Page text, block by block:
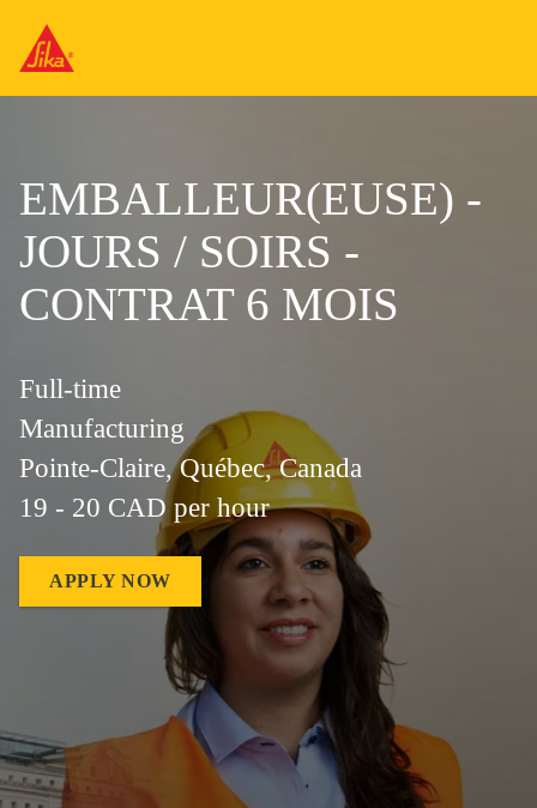
EMBALLEUR(EUSE) -
JOURS / SOIRS -
CONTRAT 6 MOIS
Full-time
Manufacturing
Pointe-Claire, Québec, Canada
19 - 20 CAD per hour
APPLY NOW